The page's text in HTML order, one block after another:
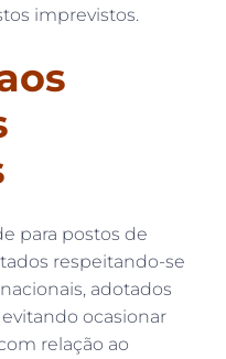
imprevistos.
para postos de
respeitando-se
adotados
ocasionar
relação ao